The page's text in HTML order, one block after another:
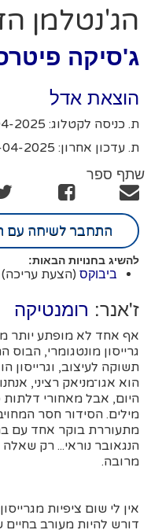
הג'נטלמן
ג'סיקה
הוצאת אדל
ת. כניסה לקטלוג: 24-04-2025
ת. עדכון אחרון: 13-04-2025
שתף ספר
התחבר לשיחה עם
להשיג בחנויות הבאות:
ביבוקס (הצעת עריכה)
ז'אנר: רומנטיקה
אף אחד לא מופתע יותר
גרייסון מונטגומרי,
תשוקה לעיצוב, וגרייסון
הוא אגו־מניאק רציני,
היום, אבל מאחורי
מילים. הסידור חסר
מתעוררת בוקר אחד עם
הנגאובר נוראי... רק
מרובה.
אין לי שום ציפיות
דורש להיות מעורב